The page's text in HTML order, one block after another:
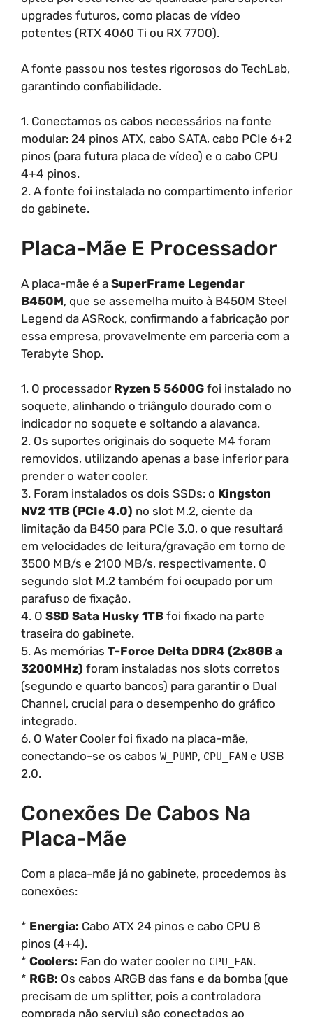
upgrades futuros, como placas de vídeo
potentes (RTX 4060 Ti ou RX 7700).
A fonte passou nos testes rigorosos do TechLab,
garantindo confiabilidade.
1. Conectamos os cabos necessários na fonte
modular: 24 pinos ATX, cabo SATA, cabo PCIe 6+2
pinos (para futura placa de vídeo) e o cabo CPU
4+4 pinos.
2. A fonte foi instalada no compartimento inferior
do gabinete.
Placa-Mãe E Processador
A placa-mãe é a SuperFrame Legendar
B450M, que se assemelha muito à B450M Steel
Legend da ASRock, confirmando a fabricação por
essa empresa, provavelmente em parceria com a
Terabyte Shop.
1. O processador Ryzen 5 5600G foi instalado no
soquete, alinhando o triângulo dourado com o
indicador no soquete e soltando a alavanca.
2. Os suportes originais do soquete M4 foram
removidos, utilizando apenas a base inferior para
prender o water cooler.
3. Foram instalados os dois SSDs: o Kingston
NV2 1TB (PCIe 4.0) no slot M.2, ciente da
limitação da B450 para PCIe 3.0, o que resultará
em velocidades de leitura/gravação em torno de
3500 MB/s e 2100 MB/s, respectivamente. O
segundo slot M.2 também foi ocupado por um
parafuso de fixação.
4. O SSD Sata Husky 1TB foi fixado na parte
traseira do gabinete.
5. As memórias T-Force Delta DDR4 (2x8GB a
3200MHz) foram instaladas nos slots corretos
(segundo e quarto bancos) para garantir o Dual
Channel, crucial para o desempenho do gráfico
integrado.
6. O Water Cooler foi fixado na placa-mãe,
conectando-se os cabos W_PUMP, CPU_FAN e USB
2.0.
Conexões De Cabos Na
Placa-Mãe
Com a placa-mãe já no gabinete, procedemos às
conexões:
* Energia: Cabo ATX 24 pinos e cabo CPU 8
pinos (4+4).
* Coolers: Fan do water cooler no CPU_FAN.
* RGB: Os cabos ARGB das fans e da bomba (que
precisam de um splitter, pois a controladora
comprada não serviu) são conectados ao